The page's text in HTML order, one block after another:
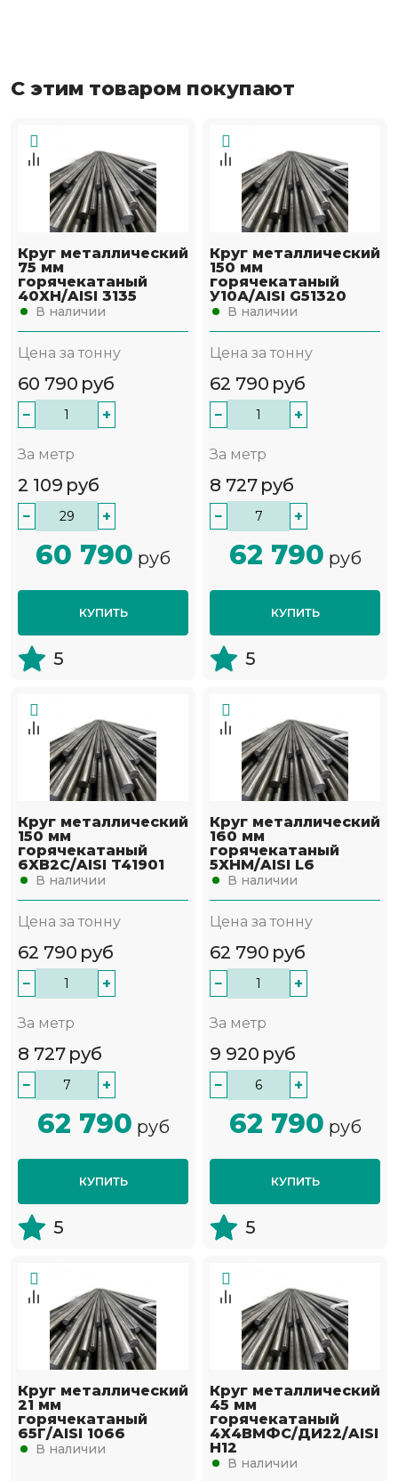
С этим товаром покупают
Круг металлический
75 мм
горячекатаный
40ХН/AISI 3135
В наличии
Цена за тонну
60 790 руб
− +
За метр
2 109 руб
− +
60 790 руб
КУПИТЬ
5
Круг металлический
150 мм
горячекатаный
У10А/AISI G51320
В наличии
Цена за тонну
62 790 руб
− +
За метр
8 727 руб
− +
62 790 руб
КУПИТЬ
5
Круг металлический
150 мм
горячекатаный
6ХВ2С/AISI T41901
В наличии
Цена за тонну
62 790 руб
− +
За метр
8 727 руб
− +
62 790 руб
КУПИТЬ
5
Круг металлический
160 мм
горячекатаный
5ХНМ/AISI L6
В наличии
Цена за тонну
62 790 руб
− +
За метр
9 920 руб
− +
62 790 руб
КУПИТЬ
5
Круг металлический
21 мм
горячекатаный
65Г/AISI 1066
В наличии
Круг металлический
45 мм
горячекатаный
4Х4ВМФС/ДИ22/AISI
H12
В наличии